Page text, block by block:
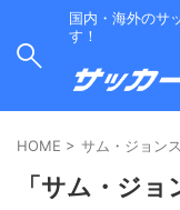
国内・海外のサ
す！
HOME > サム・ジョン
「サム・ジ